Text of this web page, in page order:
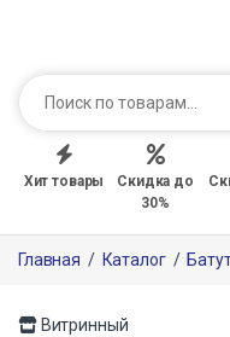
Хит товары
Скидка до
30%
Главная / Каталог /
Витринный